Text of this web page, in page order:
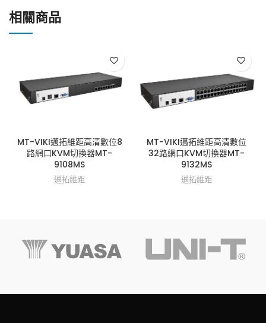
相關商品
MT-VIKI邁拓維距高清數位8
路網口KVM切換器MT-
9108MS
邁拓維距
MT-VIKI邁拓維距高清數位
32路網口KVM切換器MT-
9132MS
邁拓維距